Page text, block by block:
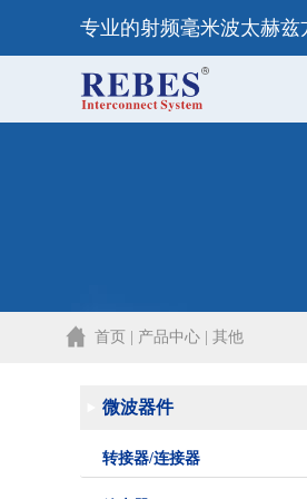
专业的射频毫米波太赫兹
首页 | 产品中心 | 其他
微波器件
转接器/连接器